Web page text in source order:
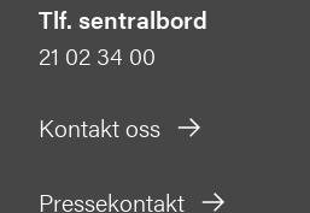
Tlf. sentralbord
21 02 34 00
Kontakt oss
Pressekontakt